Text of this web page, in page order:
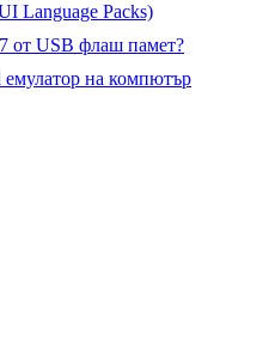
Language Packs)
от USB флаш памет?
на компютър